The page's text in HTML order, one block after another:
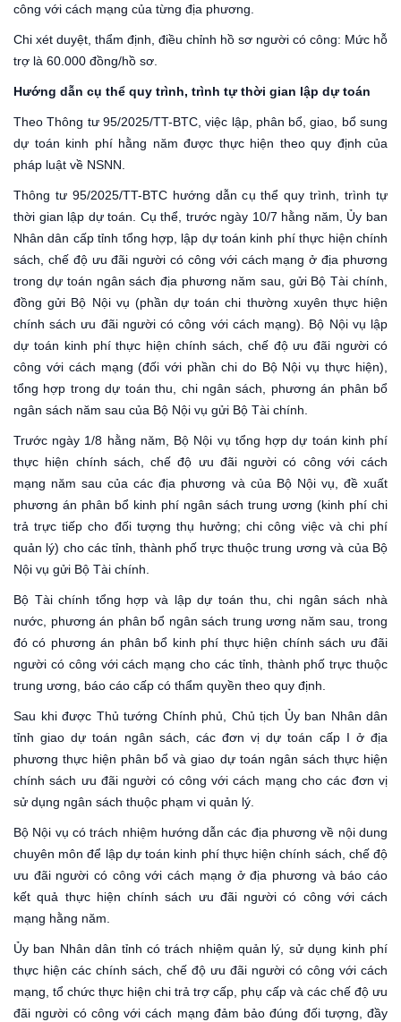
công với cách mạng của từng địa phương.
Chi xét duyệt, thẩm định, điều chỉnh hồ sơ người có công: Mức hỗ
trợ là 60.000 đồng/hồ sơ.
Hướng dẫn cụ thể quy trình, trình tự thời gian lập dự toán
Theo Thông tư 95/2025/TT-BTC, việc lập, phân bổ, giao, bổ sung
dự toán kinh phí hằng năm được thực hiện theo quy định của
pháp luật về NSNN.
Thông tư 95/2025/TT-BTC hướng dẫn cụ thể quy trình, trình tự
thời gian lập dự toán. Cụ thể, trước ngày 10/7 hằng năm, Ủy ban
Nhân dân cấp tỉnh tổng hợp, lập dự toán kinh phí thực hiện chính
sách, chế độ ưu đãi người có công với cách mạng ở địa phương
trong dự toán ngân sách địa phương năm sau, gửi Bộ Tài chính,
đồng gửi Bộ Nội vụ (phần dự toán chi thường xuyên thực hiện
chính sách ưu đãi người có công với cách mạng). Bộ Nội vụ lập
dự toán kinh phí thực hiện chính sách, chế độ ưu đãi người có
công với cách mạng (đối với phần chi do Bộ Nội vụ thực hiện),
tổng hợp trong dự toán thu, chi ngân sách, phương án phân bổ
ngân sách năm sau của Bộ Nội vụ gửi Bộ Tài chính.
Trước ngày 1/8 hằng năm, Bộ Nội vụ tổng hợp dự toán kinh phí
thực hiện chính sách, chế độ ưu đãi người có công với cách
mạng năm sau của các địa phương và của Bộ Nội vụ, đề xuất
phương án phân bổ kinh phí ngân sách trung ương (kinh phí chi
trả trực tiếp cho đối tượng thụ hưởng; chi công việc và chi phí
quản lý) cho các tỉnh, thành phố trực thuộc trung ương và của Bộ
Nội vụ gửi Bộ Tài chính.
Bộ Tài chính tổng hợp và lập dự toán thu, chi ngân sách nhà
nước, phương án phân bổ ngân sách trung ương năm sau, trong
đó có phương án phân bổ kinh phí thực hiện chính sách ưu đãi
người có công với cách mạng cho các tỉnh, thành phố trực thuộc
trung ương, báo cáo cấp có thẩm quyền theo quy định.
Sau khi được Thủ tướng Chính phủ, Chủ tịch Ủy ban Nhân dân
tỉnh giao dự toán ngân sách, các đơn vị dự toán cấp I ở địa
phương thực hiện phân bổ và giao dự toán ngân sách thực hiện
chính sách ưu đãi người có công với cách mạng cho các đơn vị
sử dụng ngân sách thuộc phạm vi quản lý.
Bộ Nội vụ có trách nhiệm hướng dẫn các địa phương về nội dung
chuyên môn để lập dự toán kinh phí thực hiện chính sách, chế độ
ưu đãi người có công với cách mạng ở địa phương và báo cáo
kết quả thực hiện chính sách ưu đãi người có công với cách
mạng hằng năm.
Ủy ban Nhân dân tỉnh có trách nhiệm quản lý, sử dụng kinh phí
thực hiện các chính sách, chế độ ưu đãi người có công với cách
mạng, tổ chức thực hiện chi trả trợ cấp, phụ cấp và các chế độ ưu
đãi người có công với cách mạng đảm bảo đúng đối tượng, đầy